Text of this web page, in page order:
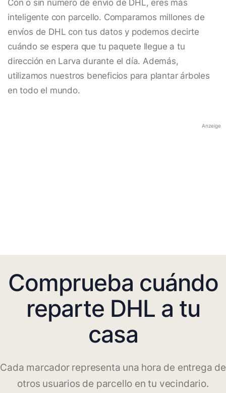
Con o sin número de envío de DHL, eres más
inteligente con parcello. Comparamos millones de
envíos de DHL con tus datos y podemos decirte
cuándo se espera que tu paquete llegue a tu
dirección en Larva durante el día. Además,
utilizamos nuestros beneficios para plantar árboles
en todo el mundo.
Anzeige
Comprueba cuándo
reparte DHL a tu
casa
Cada marcador representa una hora de entrega de
otros usuarios de parcello en tu vecindario.